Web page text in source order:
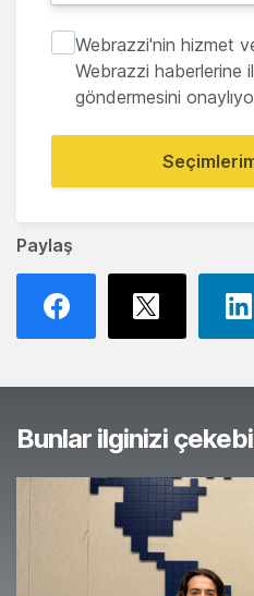
Paylaş
Webrazzi'nin hizmet
Webrazzi haberlerine
göndermesini
Bunlar ilginizi